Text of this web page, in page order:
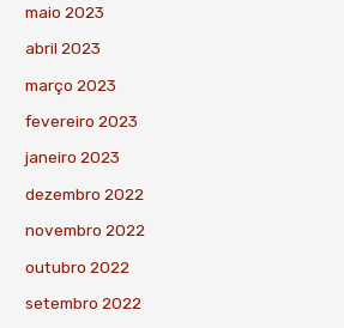
maio 2023
abril 2023
março 2023
fevereiro 2023
janeiro 2023
dezembro 2022
novembro 2022
outubro 2022
setembro 2022